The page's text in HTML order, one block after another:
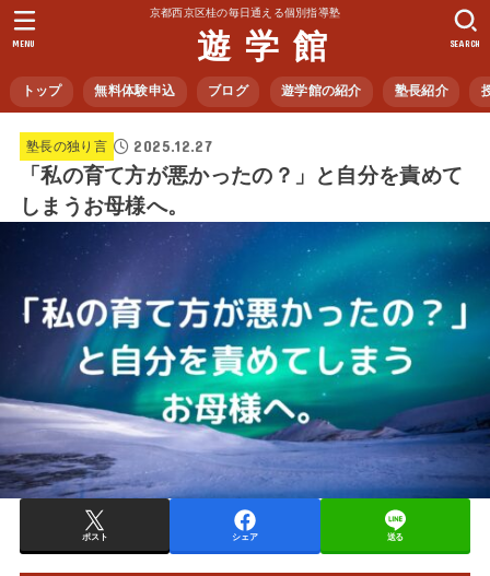
京都西京区桂の毎日通える個別指導塾
遊 学 館
トップ 無料体験申込 ブログ 遊学館の紹介 塾長紹介
SEARCH
MENU
塾長の独り言 2025.12.27
「私の育て方が悪かったの？」と自分を責めて
しまうお母様へ。
ポスト シェア 送る